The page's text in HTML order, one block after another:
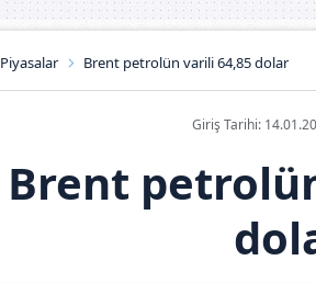
Piyasalar Brent petrolün varili 64,85 dolar
Giriş Tarihi:
Brent